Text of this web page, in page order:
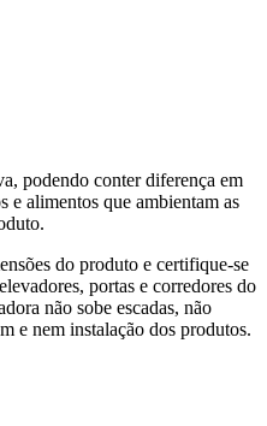
podendo conter diferença em
e alimentos que ambientam as
do produto e certifique-se
portas e corredores do
não sobe escadas, não
e nem instalação dos produtos.